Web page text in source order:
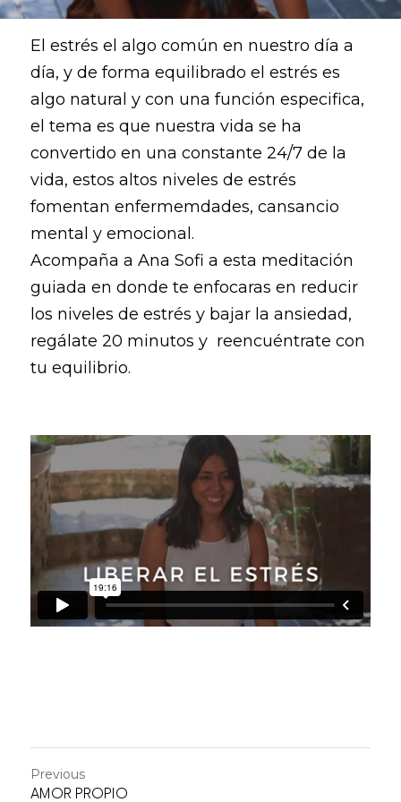
El estrés el algo común en nuestro día a
día, y de forma equilibrado el estrés es
algo natural y con una función especifica,
el tema es que nuestra vida se ha
convertido en una constante 24/7 de la
vida, estos altos niveles de estrés
fomentan enfermemdades, cansancio
mental y emocional.
Acompaña a Ana Sofi a esta meditación
guiada en donde te enfocaras en reducir
los niveles de estrés y bajar la ansiedad,
regálate 20 minutos y  reencuéntrate con
tu equilibrio.
Previous
AMOR PROPIO